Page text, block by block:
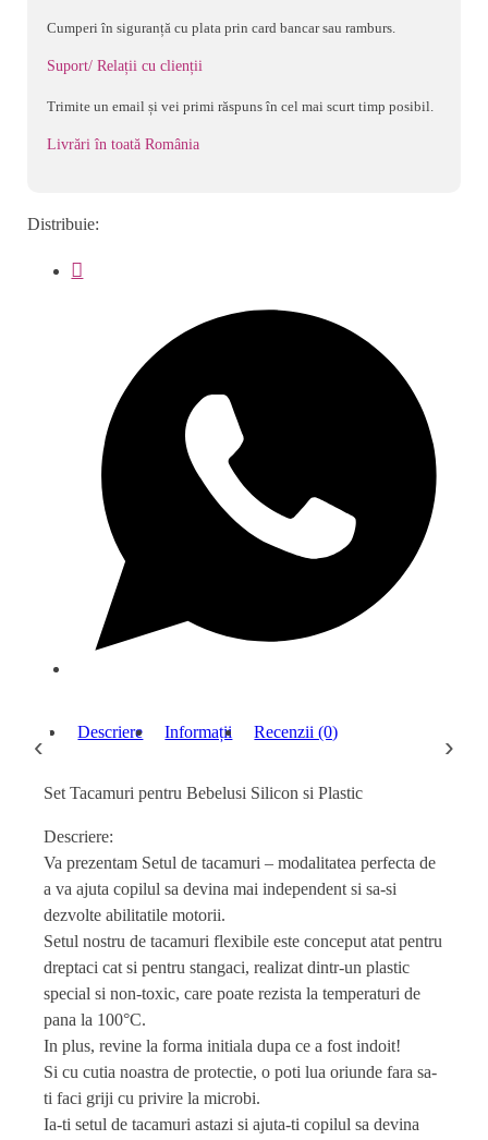
Nurio
Cumperi în siguranță cu plata prin card bancar sau ramburs.
Suport/ Relații cu clienții
Trimite un email și vei primi răspuns în cel mai scurt timp posibil.
Livrări în toată România
Distribuie:
‹ Descriere Informații Recenzii (0)
Set Tacamuri pentru Bebelusi Silicon si Plastic
Descriere:
Va prezentam Setul de tacamuri – modalitatea perfecta de
a va ajuta copilul sa devina mai independent si sa-si
dezvolte abilitatile motorii.
Setul nostru de tacamuri flexibile este conceput atat pentru
dreptaci cat si pentru stangaci, realizat dintr-un plastic
special si non-toxic, care poate rezista la temperaturi de
pana la 100°C.
In plus, revine la forma initiala dupa ce a fost indoit!
Si cu cutia noastra de protectie, o poti lua oriunde fara sa-
ti faci griji cu privire la microbi.
Ia-ti setul de tacamuri astazi si ajuta-ti copilul sa devina
›